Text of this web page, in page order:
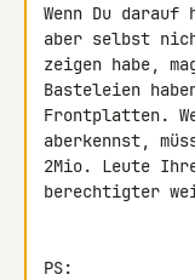
Wenn Du
aber selbst
zeigen habe,
Basteleien
Frontplatten.
aberkennst,
2Mio. Leute
berechtigter
PS: